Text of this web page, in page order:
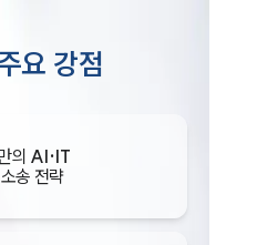
요 강점
의 AI·IT
송 전략